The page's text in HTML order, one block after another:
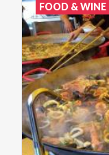
FOOD & WINE